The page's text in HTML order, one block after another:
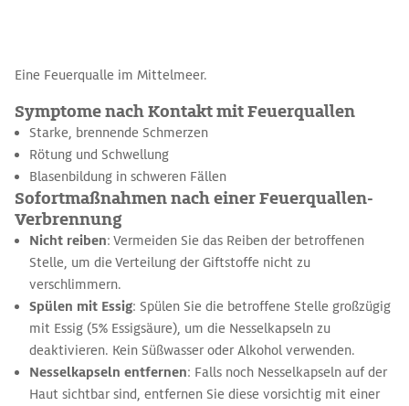
Eine Feuerqualle im Mittelmeer.
Symptome nach Kontakt mit Feuerquallen
Starke, brennende Schmerzen
Rötung und Schwellung
Blasenbildung in schweren Fällen
Sofortmaßnahmen nach einer Feuerquallen-
Verbrennung
Nicht reiben: Vermeiden Sie das Reiben der betroffenen
Stelle, um die Verteilung der Giftstoffe nicht zu
verschlimmern.
Spülen mit Essig: Spülen Sie die betroffene Stelle großzügig
mit Essig (5% Essigsäure), um die Nesselkapseln zu
deaktivieren. Kein Süßwasser oder Alkohol verwenden.
Nesselkapseln entfernen: Falls noch Nesselkapseln auf der
Haut sichtbar sind, entfernen Sie diese vorsichtig mit einer